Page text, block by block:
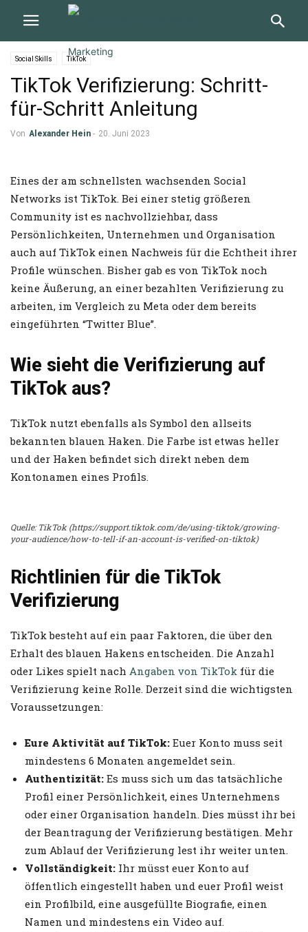
Social Skills TikTok
TikTok Verifizierung: Schritt-
für-Schritt Anleitung
Von Alexander Hein - 20. Juni 2023
Eines der am schnellsten wachsenden Social
Networks ist TikTok. Bei einer stetig größeren
Community ist es nachvollziehbar, dass
Persönlichkeiten, Unternehmen und Organisation
auch auf TikTok einen Nachweis für die Echtheit ihrer
Profile wünschen. Bisher gab es von TikTok noch
keine Äußerung, an einer bezahlten Verifizierung zu
arbeiten, im Vergleich zu Meta oder dem bereits
eingeführten “Twitter Blue”.
Wie sieht die Verifizierung auf
TikTok aus?
TikTok nutzt ebenfalls als Symbol den allseits
bekannten blauen Haken. Die Farbe ist etwas heller
und der Haken befindet sich direkt neben dem
Kontonamen eines Profils.
Quelle: TikTok (https://support.tiktok.com/de/using-tiktok/growing-
your-audience/how-to-tell-if-an-account-is-verified-on-tiktok)
Richtlinien für die TikTok
Verifizierung
TikTok besteht auf ein paar Faktoren, die über den
Erhalt des blauen Hakens entscheiden. Die Anzahl
oder Likes spielt nach Angaben von TikTok für die
Verifizierung keine Rolle. Derzeit sind die wichtigsten
Voraussetzungen:
Eure Aktivität auf TikTok: Euer Konto muss seit
mindestens 6 Monaten angemeldet sein.
Authentizität: Es muss sich um das tatsächliche
Profil einer Persönlichkeit, eines Unternehmens
oder einer Organisation handeln. Dies müsst ihr bei
der Beantragung der Verifizierung bestätigen. Mehr
zum Ablauf der Verifizierung lest ihr weiter unten.
Vollständigkeit: Ihr müsst euer Konto auf
öffentlich eingestellt haben und euer Profil weist
ein Profilbild, eine ausgefüllte Biografie, einen
Namen und mindestens ein Video auf.